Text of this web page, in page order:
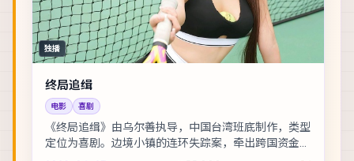
独播
终局追缉
电影 喜剧
《终局追缉》由乌尔善执导，中国台湾班底制作，类型
定位为喜剧。边境小镇的连环失踪案，牵出跨国资金与